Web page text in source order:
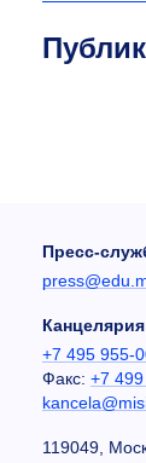
Пресс-
+7 495 955-
Факс: +7
119049,